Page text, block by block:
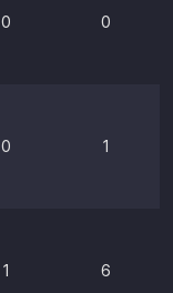
0 0
0 1
1 6